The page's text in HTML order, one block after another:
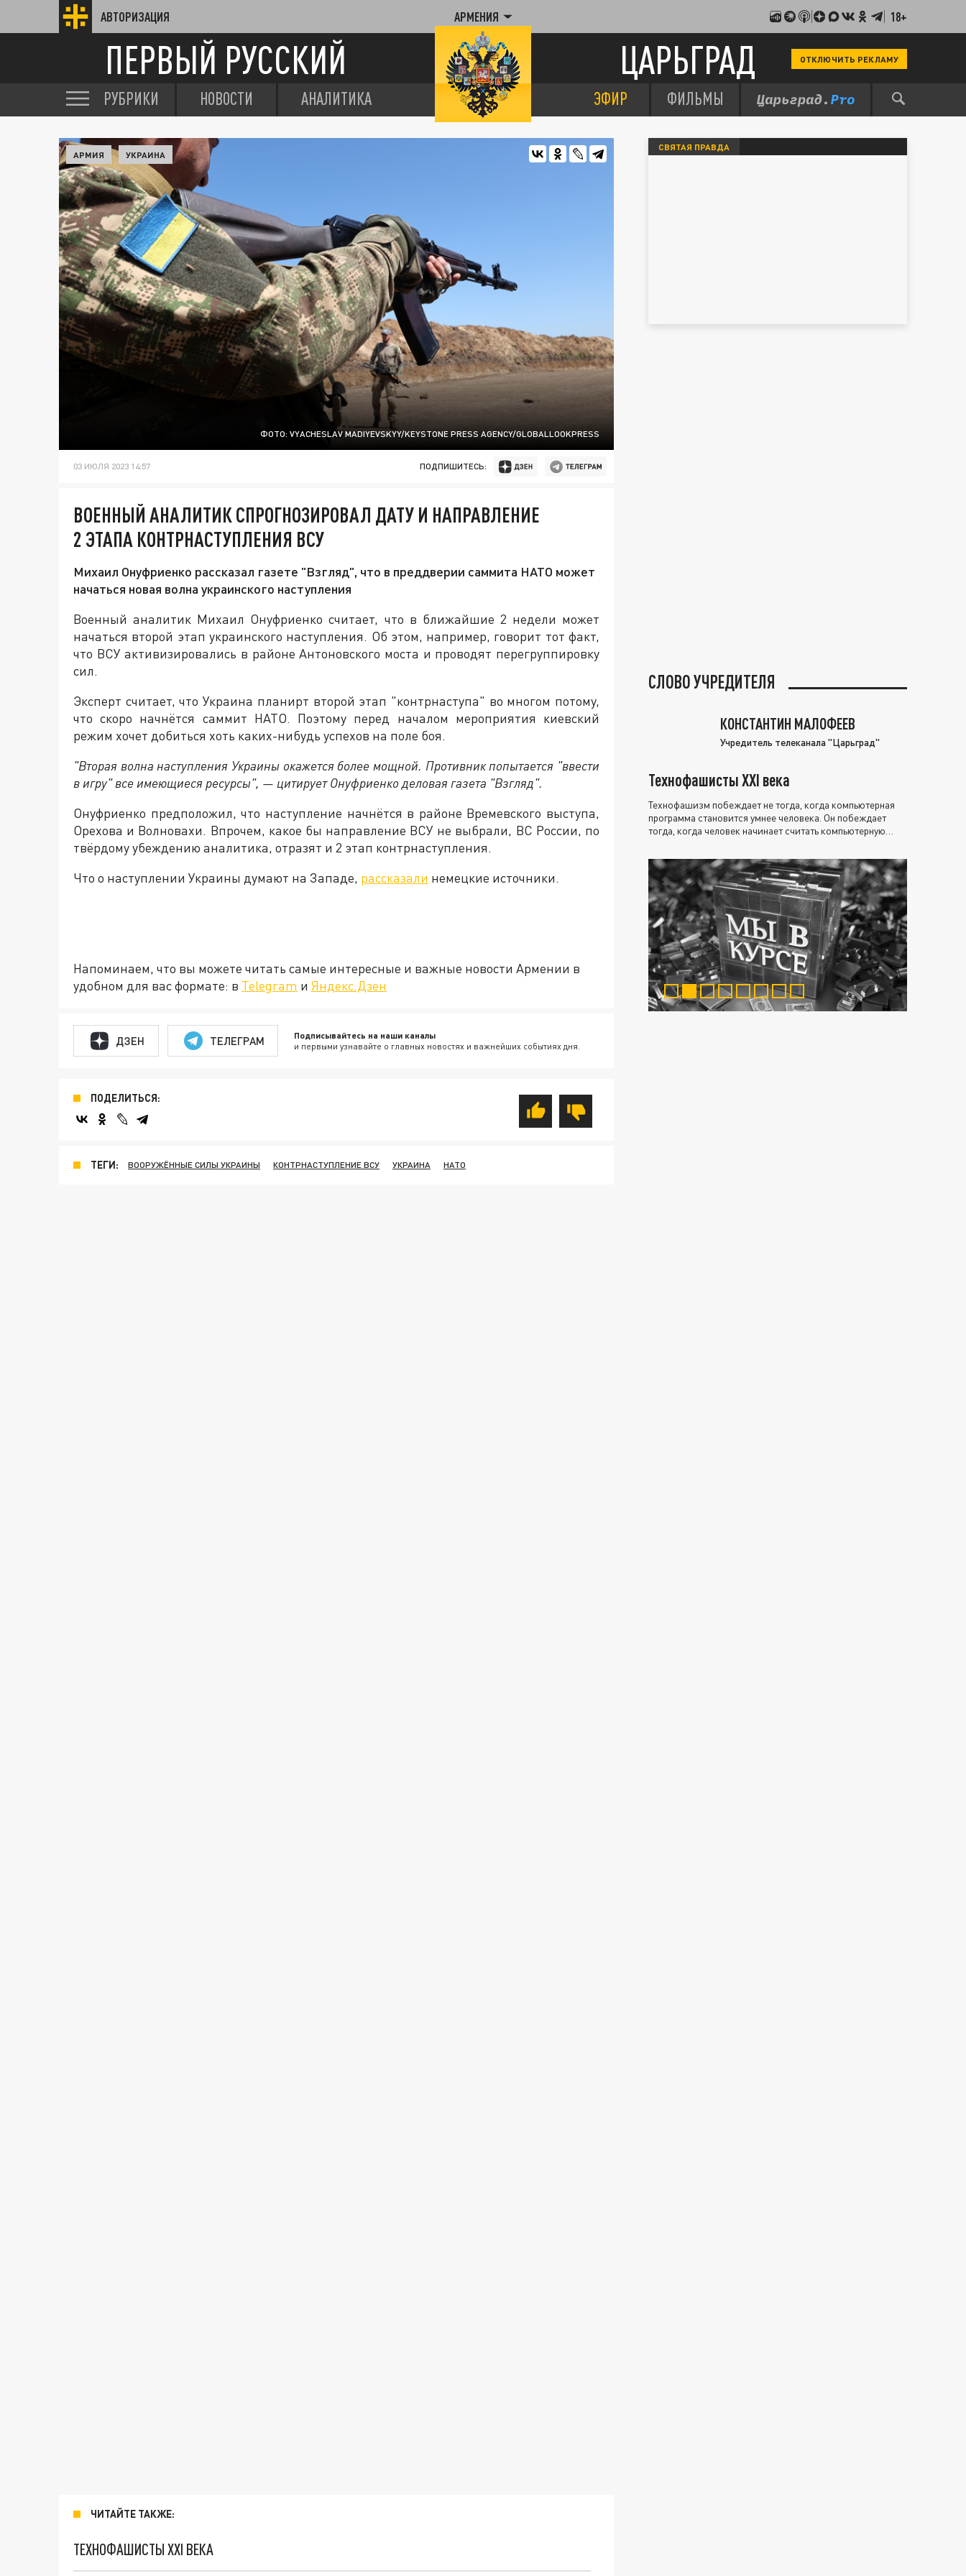
АВТОРИЗАЦИЯ АРМЕНИЯ 18+
ПЕРВЫЙ РУССКИЙ ЦАРЬГРАД ОТКЛЮЧИТЬ РЕКЛАМУ
РУБРИКИ НОВОСТИ АНАЛИТИКА ЭФИР ФИЛЬМЫ
ФОТО: VYACHESLAV MADIYEVSKYY/KEYSTONE PRESS AGENCY/GLOBALLOOKPRESS
АРМИЯ УКРАИНА
03 ИЮЛЯ 2023 14:57 ПОДПИШИТЕСЬ:
ВОЕННЫЙ АНАЛИТИК СПРОГНОЗИРОВАЛ ДАТУ И НАПРАВЛЕНИЕ
2 ЭТАПА КОНТРНАСТУПЛЕНИЯ ВСУ
Михаил Онуфриенко рассказал газете "Взгляд", что в преддверии саммита НАТО может
начаться новая волна украинского наступления
Военный аналитик Михаил Онуфриенко считает, что в ближайшие 2 недели может
начаться второй этап украинского наступления. Об этом, например, говорит тот факт,
что ВСУ активизировались в районе Антоновского моста и проводят перегруппировку
сил.
Эксперт считает, что Украина планирт второй этап "контрнаступа" во многом потому,
что скоро начнётся саммит НАТО. Поэтому перед началом мероприятия киевский
режим хочет добиться хоть каких-нибудь успехов на поле боя.
"Вторая волна наступления Украины окажется более мощной. Противник попытается "ввести
в игру" все имеющиеся ресурсы", — цитирует Онуфриенко деловая газета "Взгляд".
Онуфриенко предположил, что наступление начнётся в районе Времевского выступа,
Орехова и Волновахи. Впрочем, какое бы направление ВСУ не выбрали, ВС России, по
твёрдому убеждению аналитика, отразят и 2 этап контрнаступления.
Что о наступлении Украины думают на Западе, рассказали немецкие источники.
Напоминаем, что вы можете читать самые интересные и важные новости Армении в
удобном для вас формате: в Telegram и Яндекс.Дзен
ДЗЕН ТЕЛЕГРАМ Подписывайтесь на наши каналы
и первыми узнавайте о главных новостях и важнейших событиях дня.
ПОДЕЛИТЬСЯ:
ТЕГИ: ВООРУЖЁННЫЕ СИЛЫ УКРАИНЫ КОНТРНАСТУПЛЕНИЕ ВСУ УКРАИНА НАТО
ЧИТАЙТЕ ТАКЖЕ:
ТЕХНОФАШИСТЫ XXI ВЕКА
СВЯТАЯ ПРАВДА
СЛОВО УЧРЕДИТЕЛЯ
КОНСТАНТИН МАЛОФЕЕВ
Учредитель телеканала "Царьград"
Технофашисты XXI века
Технофашизм побеждает не тогда, когда компьютерная
программа становится умнее человека. Он побеждает
тогда, когда человек начинает считать компьютерную